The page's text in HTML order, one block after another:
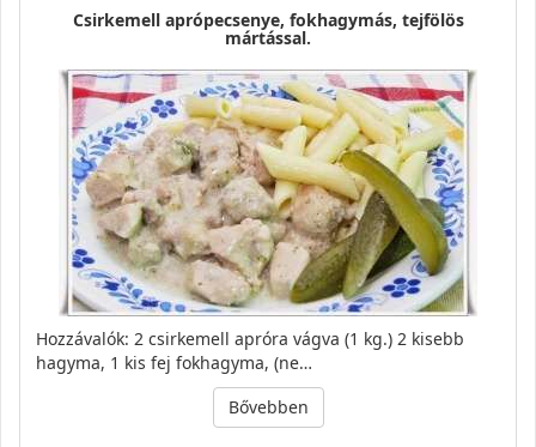
Csirkemell aprópecsenye, fokhagymás, tejfölös
mártással.
Hozzávalók: 2 csirkemell apróra vágva (1 kg.) 2 kisebb
hagyma, 1 kis fej fokhagyma, (ne…
Bővebben